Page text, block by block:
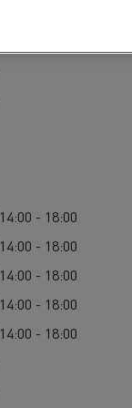
- 18:00
- 18:00
- 18:00
- 18:00
- 18:00